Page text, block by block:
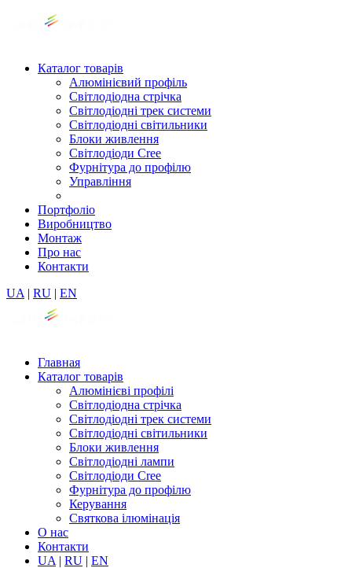
Каталог товарів
Алюмінієвий профіль
Світлодіодна стрічка
Світлодіодні трек системи
Світлодіодні світильники
Блоки живлення
Світлодіоди Cree
Фурнітура до профілю
Управління
Портфоліо
Виробництво
Монтаж
Про нас
Контакти
UA | RU | EN
Главная
Каталог товарів
Алюмінієві профілі
Світлодіодна стрічка
Світлодіодні трек системи
Світлодіодні світильники
Блоки живлення
Світлодіодні лампи
Світлодіоди Cree
Фурнітура до профілю
Керування
Святкова ілюмінація
О нас
Контакти
UA | RU | EN